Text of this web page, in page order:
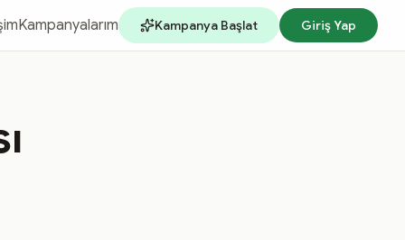
Kampanyalarım Kampanya Başlat Giriş Yap